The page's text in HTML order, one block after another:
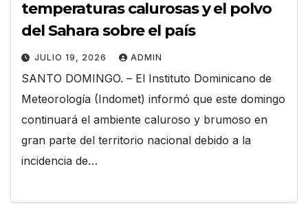
temperaturas calurosas y el polvo
del Sahara sobre el país
JULIO 19, 2026 ADMIN
SANTO DOMINGO. – El Instituto Dominicano de
Meteorología (Indomet) informó que este domingo
continuará el ambiente caluroso y brumoso en
gran parte del territorio nacional debido a la
incidencia de…